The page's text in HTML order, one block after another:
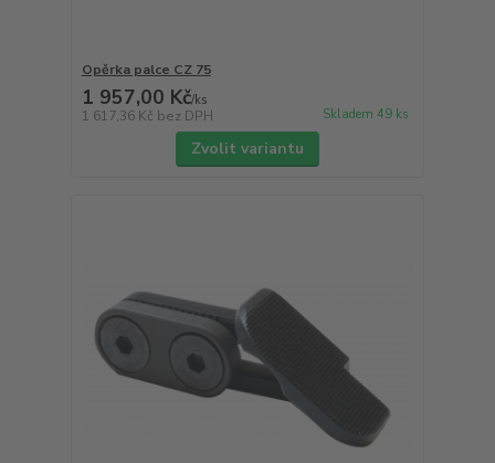
Opěrka palce CZ 75
1 957,00 Kč/ks
1 617,36 Kč bez DPH Skladem 49 ks
Zvolit variantu